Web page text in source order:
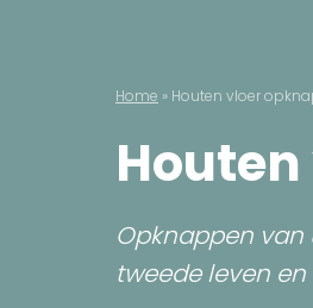
Home » Houten vloer
Opknappen van
tweede leven